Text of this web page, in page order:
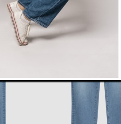
30
31
32
33
38